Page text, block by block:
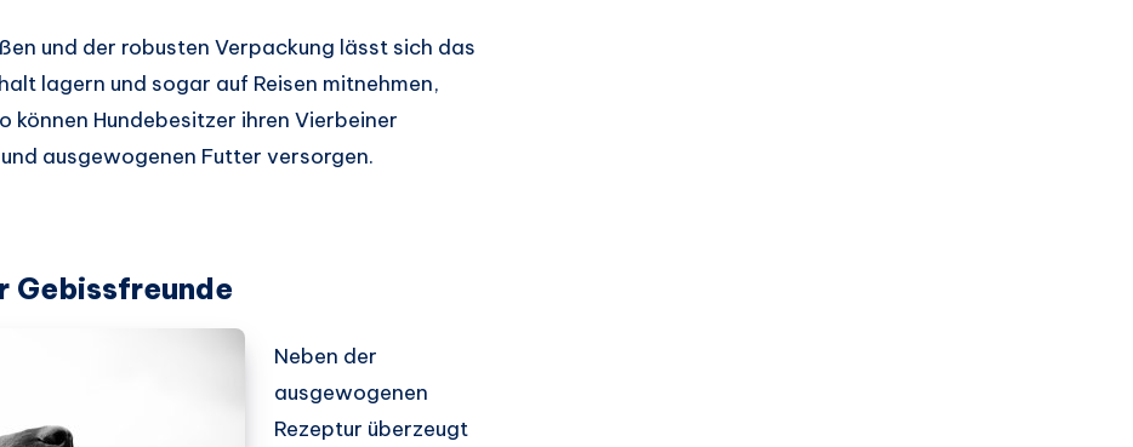
und der robusten Verpackung lässt sich das
lagern und sogar auf Reisen mitnehmen,
können Hundebesitzer ihren Vierbeiner
ausgewogenen Futter versorgen.
Gebissfreunde
Neben der
ausgewogenen
Rezeptur überzeugt